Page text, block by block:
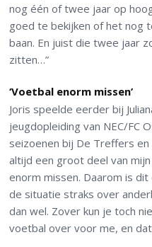
nog één of twee jaar op
goed te bekijken of het nog
baan. En juist die twee jaar
zitten…”
‘Voetbal enorm missen’
Joris speelde eerder bij
jeugdopleiding van NEC/FC
seizoenen bij De Treffers en
altijd een groot deel van
enorm missen. Daarom is dit
de situatie straks over
dan wel. Zover kun je toch
voetbal over voor me, en